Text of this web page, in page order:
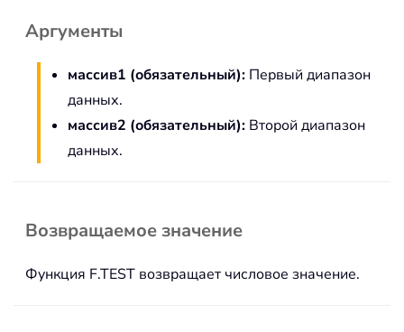
Аргументы
массив1 (обязательный): Первый диапазон
данных.
массив2 (обязательный): Второй диапазон
данных.
Возвращаемое значение
Функция F.TEST возвращает числовое значение.